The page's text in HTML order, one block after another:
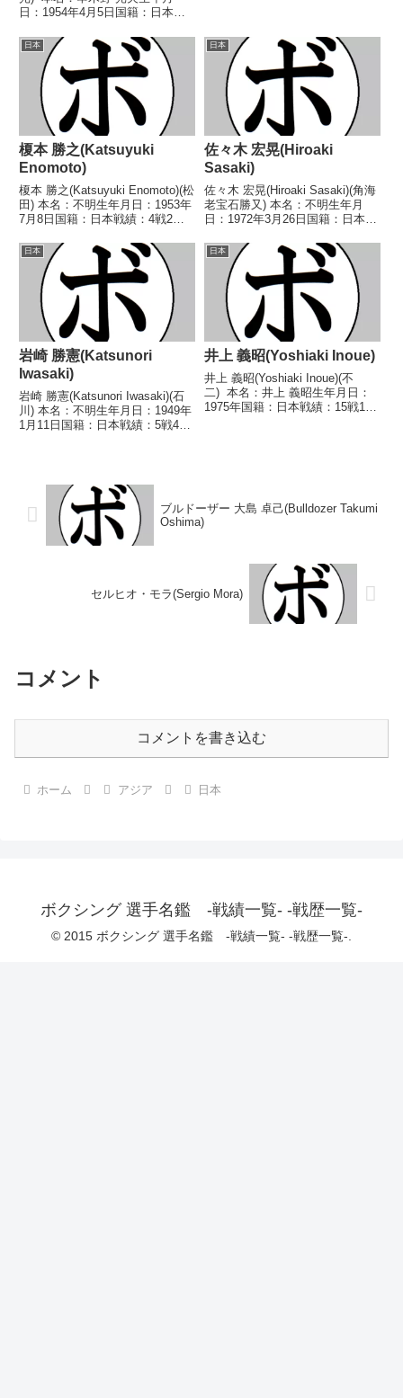
日：1954年4月5日国籍：日本戦
タイトル】第29代日本ウェルタ
ー級王座 【戦歴】1972/11/29
○3RT...
○2RKO 加藤 剛(角海老宝
石) 【補足情報...
日本
榎本 勝之(Katsuyuki
Enomoto)
榎本 勝之(Katsuyuki Enomoto)(松
田) 本名：不明生年月日：1953年
7月8日国籍：日本戦績：4戦2勝
し 【戦歴】1976/09/22
○2RKO 有賀 増栄(堀
内)1976/10/18 ...
日本
佐々木 宏晃(Hiroaki
Sasaki)
佐々木 宏晃(Hiroaki Sasaki)(角海
老宝石勝又) 本名：不明生年月
日：1972年3月26日国籍：日本戦
トル】なし 【戦歴】
1994/11/13 ○2RKO 伊村 央(ラ
ンド)■1995年...
日本
岩崎 勝憲(Katsunori
Iwasaki)
岩崎 勝憲(Katsunori Iwasaki)(石
川) 本名：不明生年月日：1949年
1月11日国籍：日本戦績：5戦4勝
迫)196...
日本
井上 義昭(Yoshiaki Inoue)
井上 義昭(Yoshiaki Inoue)(不
二) 本名：井上 義昭生年月日：
1975年国籍：日本戦績：15戦1勝
ブルドーザー 大島 卓己(Bulldozer Takumi
Oshima)
セルヒオ・モラ(Sergio Mora)
コメント
コメントを書き込む
ホーム アジア 日本
ボクシング 選手名鑑 -戦績一覧- -戦歴一覧-
© 2015 ボクシング 選手名鑑 -戦績一覧- -戦歴一覧-.